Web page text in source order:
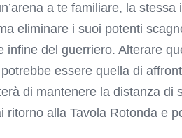
a te familiare, la stessa
eliminare i suoi potenti
del guerriero. Alterare
essere quella di
di mantenere la distanza di
alla Tavola Rotonda e